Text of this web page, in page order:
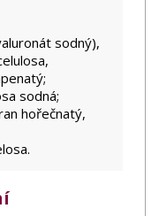
sodný),
sodná;
hořečnatý,